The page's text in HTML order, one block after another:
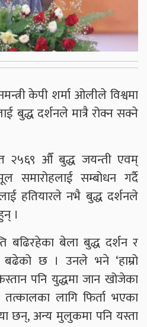
केपी शर्मा ओलीले विश्वमा
बुद्ध दर्शनले मात्रै रोक्न सक्ने
२५६९ औँ बुद्ध जयन्ती एवम्
समारोहलाई सम्बोधन गर्दै
हतियारले नभै बुद्ध दर्शनले
।
बढिरहेका बेला बुद्ध दर्शन र
बढेको छ । उनले भने ‘हाम्रो
पनि युद्धमा जान खोजेका
लागि फिर्ता भएका
छन्, अन्य मुलुकमा पनि यस्ता